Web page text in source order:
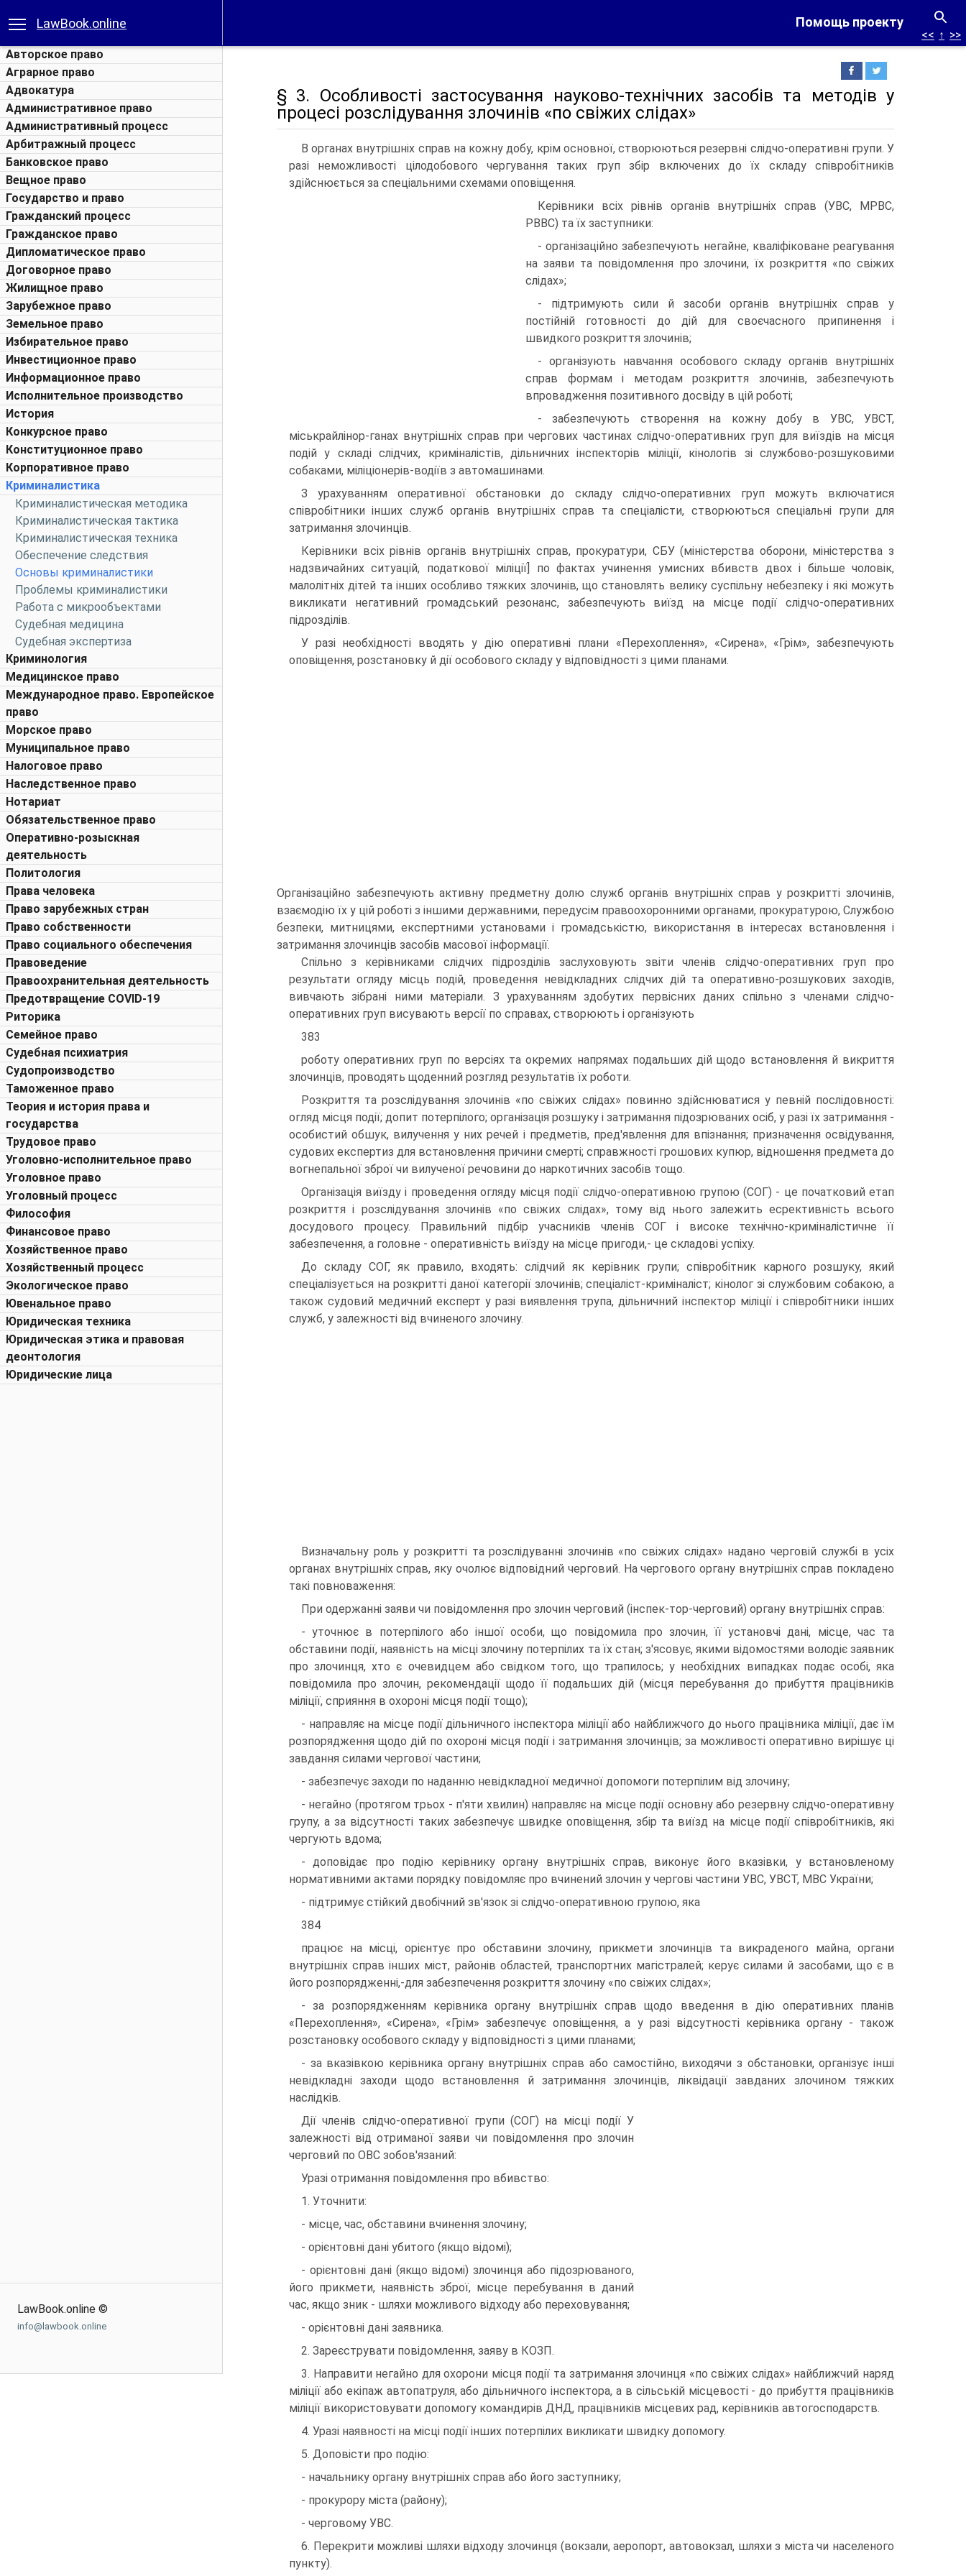
Помощь проекту
LawBook.online
Авторское право
Аграрное право
Адвокатура
Административное право
Административный процесс
Арбитражный процесс
Банковское право
Вещное право
Государство и право
Гражданский процесс
Гражданское право
Дипломатическое право
Договорное право
Жилищное право
Зарубежное право
Земельное право
Избирательное право
Инвестиционное право
Информационное право
Исполнительное производство
История
Конкурсное право
Конституционное право
Корпоративное право
Криминалистика
Криминалистическая методика
Криминалистическая тактика
Криминалистическая техника
Обеспечение следствия
Основы криминалистики
Проблемы криминалистики
Работа с микрообъектами
Судебная медицина
Судебная экспертиза
Криминология
Медицинское право
Международное право. Европейское
право
Морское право
Муниципальное право
Налоговое право
Наследственное право
Нотариат
Обязательственное право
Оперативно-розыскная
деятельность
Политология
Права человека
Право зарубежных стран
Право собственности
Право социального обеспечения
Правоведение
Правоохранительная деятельность
Предотвращение COVID-19
Риторика
Семейное право
Судебная психиатрия
Судопроизводство
Таможенное право
Теория и история права и
государства
Трудовое право
Уголовно-исполнительное право
Уголовное право
Уголовный процесс
Философия
Финансовое право
Хозяйственное право
Хозяйственный процесс
Экологическое право
Ювенальное право
Юридическая техника
Юридическая этика и правовая
деонтология
Юридические лица
LawBook.online ©
info@lawbook.online
<< ↑ >>
§ 3. Особливості застосування науково-технічних засобів та методів у
процесі розслідування злочинів «по свіжих слідах»
В органах внутрішніх справ на кожну добу, крім основної, створюються резервні слідчо-оперативні групи. У
разі неможливості цілодобового чергуван­ня таких груп збір включених до їх складу співробітників
здійснюється за спе­ціальними схемами оповіщення.
Керівники всіх рівнів органів внутрішніх справ (УВС, МРВС,
РВВС) та їх заступники:
- організаційно забезпечують негайне, кваліфіковане реагування
на заяви та повідомлення про злочини, їх розкриття «по свіжих
слідах»;
- підтримують сили й засоби органів внутрішніх справ у
постійній готовно­сті до дій для своєчасного припинення і
швидкого розкриття злочинів;
- організують навчання особового складу органів внутрішніх
справ фор­мам і методам розкриття злочинів, забезпечують
впровадження позитивного досвіду в цій роботі;
- забезпечують створення на кожну добу в УВС, УВСТ,
міськрайлінор-ганах внутрішніх справ при чергових частинах слідчо-оперативних груп для виїздів на місця
подій у складі слідчих, криміналістів, дільничних інспекторів міліції, кінологів зі службово-розшуковими
собаками, міліціонерів-водіїв з автомашинами.
З урахуванням оперативної обстановки до складу слідчо-оперативних груп можуть включатися
співробітники інших служб органів внутрішніх справ та спеціалісти, створюються спеціальні групи для
затримання злочинців.
Керівники всіх рівнів органів внутрішніх справ, прокуратури, СБУ (мініс­терства оборони, міністерства з
надзвичайних ситуацій, податкової міліції] по фактах учинення умисних вбивств двох і більше чоловік,
малолітніх дітей та інших особливо тяжких злочинів, що становлять велику суспільну небезпеку і які можуть
викликати негативний громадський резонанс, забезпечують виїзд на місце події слідчо-оперативних
підрозділів.
У разі необхідності вводять у дію оперативні плани «Перехоплення», «Сирена», «Грім», забезпечують
оповіщення, розстановку й дії особового складу у відповідності з цими планами.
Організаційно забезпечують активну предметну долю служб органів внутрішніх справ у розкритті злочинів,
взаємо­дію їх у цій роботі з іншими державними, передусім правоохоронними органа­ми, прокуратурою, Службою
безпеки, митницями, експертними установами і громадськістю, використання в інтересах встановлення і
затримання злочин­ців засобів масової інформації.
Спільно з керівниками слідчих підрозділів заслуховують звіти членів слід­чо-оперативних груп про
результати огляду місць подій, проведення невід­кладних слідчих дій та оперативно-розшукових заходів,
вивчають зібрані ними матеріали. З урахуванням здобутих первісних даних спільно з членами слід­чо-
оперативних груп висувають версії по справах, створюють і організують
383
роботу оперативних груп по версіях та окремих напрямах подальших дій що­до встановлення й викриття
злочинців, проводять щоденний розгляд резуль­татів їх роботи.
Розкриття та розслідування злочинів «по свіжих слідах» повинно здійсню­ватися у певній послідовності:
огляд місця події; допит потерпілого; організа­ція розшуку і затримання підозрюваних осіб, у разі їх затримання -
особистий обшук, вилучення у них речей і предметів, пред'явлення для впізнання; при­значення освідування,
судових експертиз для встановлення причини смерті; справжності грошових купюр, відношення предмета до
вогнепальної зброї чи вилученої речовини до наркотичних засобів тощо.
Організація виїзду і проведення огляду місця події слідчо-оперативною групою (СОГ) - це початковий етап
розкриття і розслідування злочинів «по свіжих слідах», тому від нього залежить есрективність всього
досудового про­цесу. Правильний підбір учасників членів СОГ і високе технічно-криміналіс­тичне її
забезпечення, а головне - оперативність виїзду на місце пригоди,- це складові успіху.
До складу СОГ, як правило, входять: слідчий як керівник групи; співробіт­ник карного розшуку, який
спеціалізується на розкритті даної категорії злочи­нів; спеціаліст-криміналіст; кінолог зі службовим собакою, а
також судовий медичний експерт у разі виявлення трупа, дільничний інспектор міліції і спів­робітники інших
служб, у залежності від вчиненого злочину.
Визначальну роль у розкритті та розслідуванні злочинів «по свіжих слідах» надано черговій службі в усіх
органах внутрішніх справ, яку очолює відповідний черговий. На чергового органу внутрішніх справ покладено
такі повноваження:
При одержанні заяви чи повідомлення про злочин черговий (інспек-тор-черговий) органу внутрішніх справ:
- уточнює в потерпілого або іншої особи, що повідомила про злочин, її установчі дані, місце, час та
обставини події, наявність на місці злочину потер­пілих та їх стан; з'ясовує, якими відомостями володіє заявник
про злочинця, хто є очевидцем або свідком того, що трапилось; у необхідних випадках подає осо­бі, яка
повідомила про злочин, рекомендації щодо її подальших дій (місця пе­ребування до прибуття працівників
міліції, сприяння в охороні місця події тощо);
- направляє на місце події дільничного інспектора міліції або найближчого до нього працівника міліції, дає їм
розпорядження щодо дій по охороні місця події і затримання злочинців; за можливості оперативно вирішує ці
завдання силами чергової частини;
- забезпечує заходи по наданню невідкладної медичної допомоги потер­пілим від злочину;
- негайно (протягом трьох - п'яти хвилин) направляє на місце події основну або резервну слідчо-оперативну
групу, а за відсутності таких забезпечує швид­ке оповіщення, збір та виїзд на місце події співробітників, які
чергують вдома;
- доповідає про подію керівнику органу внутрішніх справ, виконує його вказівки, у встановленому
нормативними актами порядку повідомляє про вчинений злочин у чергові частини УВС, УВСТ, МВС України;
- підтримує стійкий двобічний зв'язок зі слідчо-оперативною групою, яка
384
працює на місці, орієнтує про обставини злочину, прикмети злочинців та викраденого майна, органи
внутрішніх справ інших міст, районів областей, транспортних магістралей; керує силами й засобами, що є в
його розпоря­дженні,-для забезпечення розкриття злочину «по свіжих слідах»;
- за розпорядженням керівника органу внутрішніх справ щодо введення в дію оперативних планів
«Перехоплення», «Сирена», «Грім» забезпечує опо­віщення, а у разі відсутності керівника органу - також
розстановку особового складу у відповідності з цими планами;
- за вказівкою керівника органу внутрішніх справ або самостійно, виходя­чи з обстановки, організує інші
невідкладні заходи щодо встановлення й за­тримання злочинців, ліквідації завданих злочином тяжких
наслідків.
Дії членів слідчо-оперативної групи (СОГ) на місці події У
залежності від отриманої заяви чи повідомлення про злочин
черговий по ОВС зобов'язаний:
Уразі отримання повідомлення про вбивство:
1. Уточнити:
- місце, час, обставини вчинення злочину;
- орієнтовні дані убитого (якщо відомі);
- орієнтовні дані (якщо відомі) злочинця або підозрюваного,
його прикме­ти, наявність зброї, місце перебування в даний
час, якщо зник - шляхи мож­ливого відходу або переховування;
- орієнтовні дані заявника.
2. Зареєструвати повідомлення, заяву в КОЗП.
3. Направити негайно для охорони місця події та затримання злочинця «по свіжих слідах» найближчий наряд
міліції або екіпаж автопатруля, або діль­ничного інспектора, а в сільській місцевості - до прибуття працівників
міліції використовувати допомогу командирів ДНД, працівників місцевих рад, керів­ників автогосподарств.
4. Уразі наявності на місці події інших потерпілих викликати швидку до­помогу.
5. Доповісти про подію:
- начальнику органу внутрішніх справ або його заступнику;
- прокурору міста (району);
- черговому УВС.
6. Перекрити можливі шляхи відходу злочинця (вокзали, аеропорт, авто­вокзал, шляхи з міста чи населеного
пункту).